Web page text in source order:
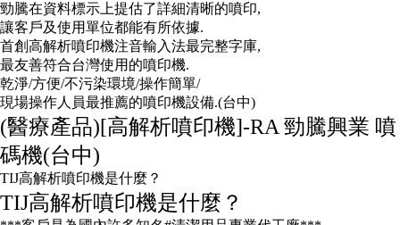
勁騰在資料標示上提估了詳細清晰的噴印,
讓客戶及使用單位都能有所依據.
首創高解析噴印機注音輸入法最完整字庫,
最友善符合台灣使用的噴印機.
乾淨/方便/不污染環境/操作簡單/
現場操作人員最推薦的噴印機設備.(台中)
(醫療產品)[高解析噴印機]-RA 勁騰興業 噴
碼機(台中)
TIJ高解析噴印機是什麼？
TIJ高解析噴印機是什麼？